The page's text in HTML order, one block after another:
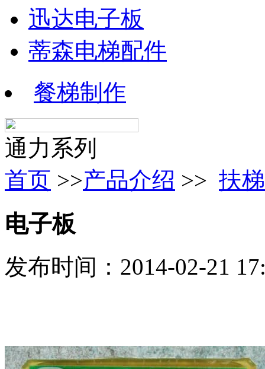
迅达电子板
蒂森电梯配件
餐梯制作
通力系列
首页 >>产品介绍 >> 扶
电子板
发布时间：2014-02-21